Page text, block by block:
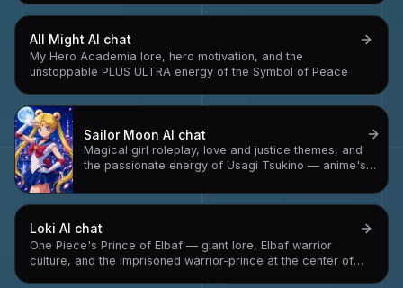
All Might AI chat
My Hero Academia lore, hero motivation, and the
unstoppable PLUS ULTRA energy of the Symbol of Peace
Sailor Moon AI chat
Magical girl roleplay, love and justice themes, and
the passionate energy of Usagi Tsukino — anime's
Loki AI chat
One Piece's Prince of Elbaf — giant lore, Elbaf warrior
culture, and the imprisoned warrior-prince at the center of